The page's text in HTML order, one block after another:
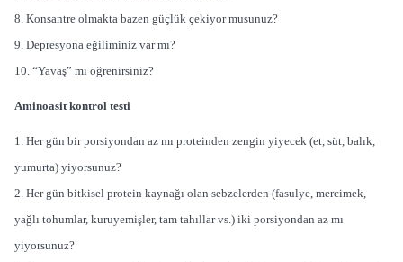
8. Konsantre olmakta bazen güçlük çekiyor musunuz?
9. Depresyona eğiliminiz var mı?
10. “Yavaş” mı öğrenirsiniz?
Aminoasit kontrol testi
1. Her gün bir porsiyondan az mı proteinden zengin yiyecek (et, süt, balık,
yumurta) yiyorsunuz?
2. Her gün bitkisel protein kaynağı olan sebzelerden (fasulye, mercimek,
yağlı tohumlar, kuruyemişler, tam tahıllar vs.) iki porsiyondan az mı
yiyorsunuz?